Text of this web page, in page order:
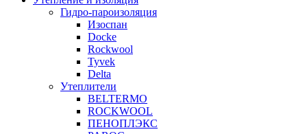
Гидро-пароизоляция
Изоспан
Docke
Rockwool
Tyvek
Delta
Утеплители
BELTERMO
ROCKWOOL
ПЕНОПЛЭКС